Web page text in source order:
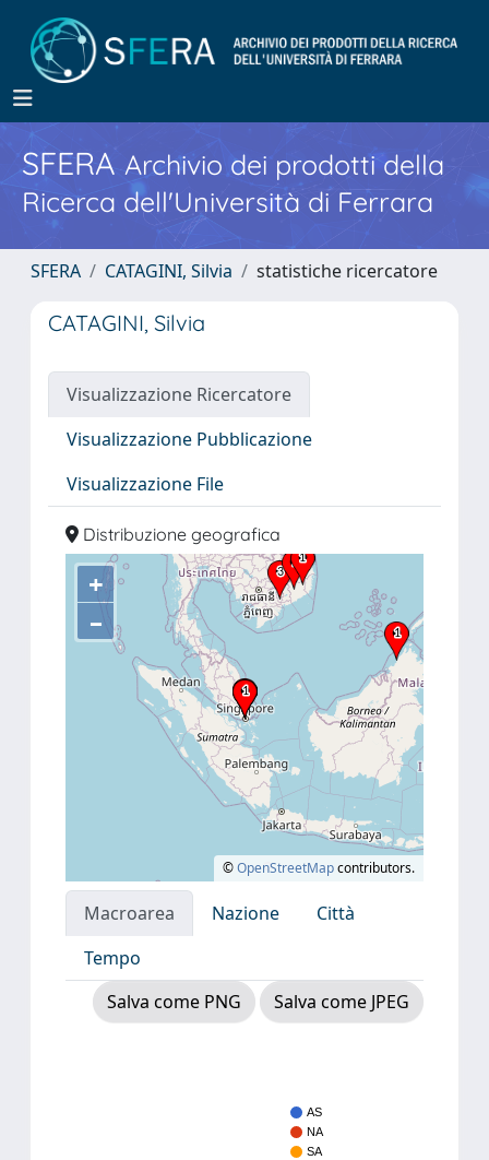
SFERA Archivio dei prodotti della
Ricerca dell'Università di Ferrara
SFERA CATAGINI, Silvia statistiche ricercatore
CATAGINI, Silvia
Visualizzazione Ricercatore
Visualizzazione Pubblicazione
Visualizzazione File
Distribuzione geografica
+
–
©OpenStreetMapcontributors.
Macroarea Nazione
Città
Tempo
Salva come PNG
Salva come JPEG
AS
NA
SA